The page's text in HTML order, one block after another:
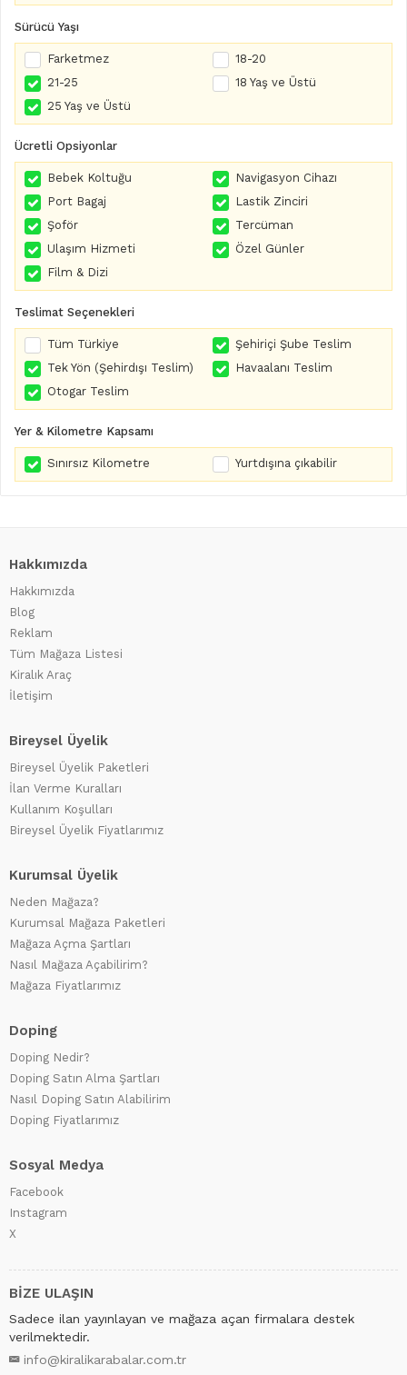
Sürücü Yaşı
Farketmez
18-20
21-25
18 Yaş ve Üstü
25 Yaş ve Üstü
Ücretli Opsiyonlar
Bebek Koltuğu
Navigasyon Cihazı
Port Bagaj
Lastik Zinciri
Şoför
Tercüman
Ulaşım Hizmeti
Özel Günler
Film & Dizi
Teslimat Seçenekleri
Tüm Türkiye
Şehiriçi Şube Teslim
Tek Yön (Şehirdışı Teslim)
Havaalanı Teslim
Otogar Teslim
Yer & Kilometre Kapsamı
Sınırsız Kilometre Yurtdışına çıkabilir
Hakkımızda
Hakkımızda
Blog
Reklam
Tüm Mağaza Listesi
Kiralık Araç
İletişim
Bireysel Üyelik
Bireysel Üyelik Paketleri
İlan Verme Kuralları
Kullanım Koşulları
Bireysel Üyelik Fiyatlarımız
Kurumsal Üyelik
Neden Mağaza?
Kurumsal Mağaza Paketleri
Mağaza Açma Şartları
Nasıl Mağaza Açabilirim?
Mağaza Fiyatlarımız
Doping
Doping Nedir?
Doping Satın Alma Şartları
Nasıl Doping Satın Alabilirim
Doping Fiyatlarımız
Sosyal Medya
Facebook
Instagram
X
BİZE ULAŞIN
Sadece ilan yayınlayan ve mağaza açan firmalara destek
verilmektedir.
info@kiralikarabalar.com.tr